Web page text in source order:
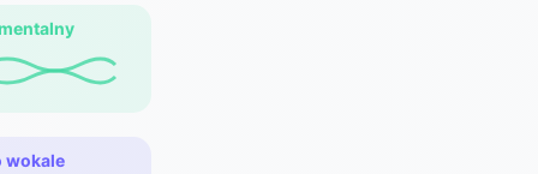
wokale